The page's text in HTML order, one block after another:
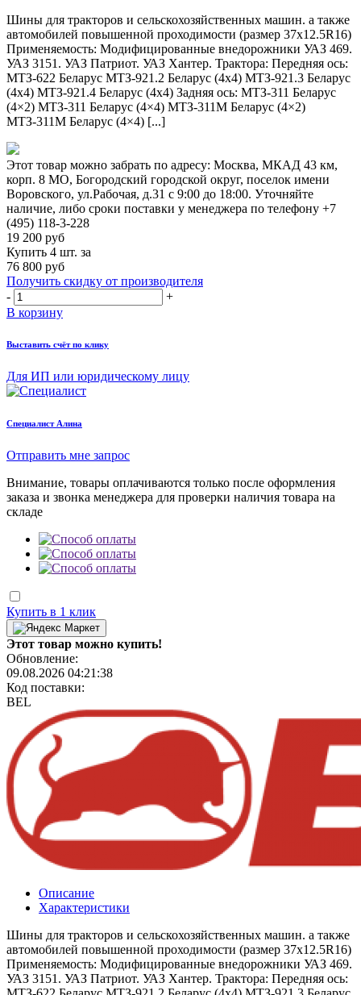
Шины для тракторов и сельскохозяйственных машин. а также
автомобилей повышенной проходимости (размер 37х12.5R16)
Применяемость: Модифицированные внедорожники УАЗ 469.
УАЗ 3151. УАЗ Патриот. УАЗ Хантер. Трактора: Передняя ось:
МТЗ-622 Беларус МТЗ-921.2 Беларус (4х4) МТЗ-921.3 Беларус
(4х4) МТЗ-921.4 Беларус (4х4) Задняя ось: МТЗ-311 Беларус
(4×2) МТЗ-311 Беларус (4×4) МТЗ-311М Беларус (4×2)
МТЗ-311М Беларус (4×4) [...]
Этот товар можно забрать по адресу: Москва, МКАД 43 км,
корп. 8 МО, Богородский городской округ, поселок имени
Воровского, ул.Рабочая, д.31 с 9:00 до 18:00. Уточняйте
наличие, либо сроки поставки у менеджера по телефону +7
(495) 118-3-228
19 200 руб
Купить 4 шт. за
76 800 руб
Получить скидку от производителя
-
+
В корзину
Выставить счёт по клику
Для ИП или юридическому лицу
Cпециалист Алина
Отправить мне запрос
Внимание, товары оплачиваются только после оформления
заказа и звонка менеджера для проверки наличия товара на
складе
Купить в 1 клик
Этот товар можно купить!
Обновление:
09.08.2026 04:21:38
Код поставки:
BEL
Описание
Характеристики
Шины для тракторов и сельскохозяйственных машин. а также
автомобилей повышенной проходимости (размер 37х12.5R16)
Применяемость: Модифицированные внедорожники УАЗ 469.
УАЗ 3151. УАЗ Патриот. УАЗ Хантер. Трактора: Передняя ось: